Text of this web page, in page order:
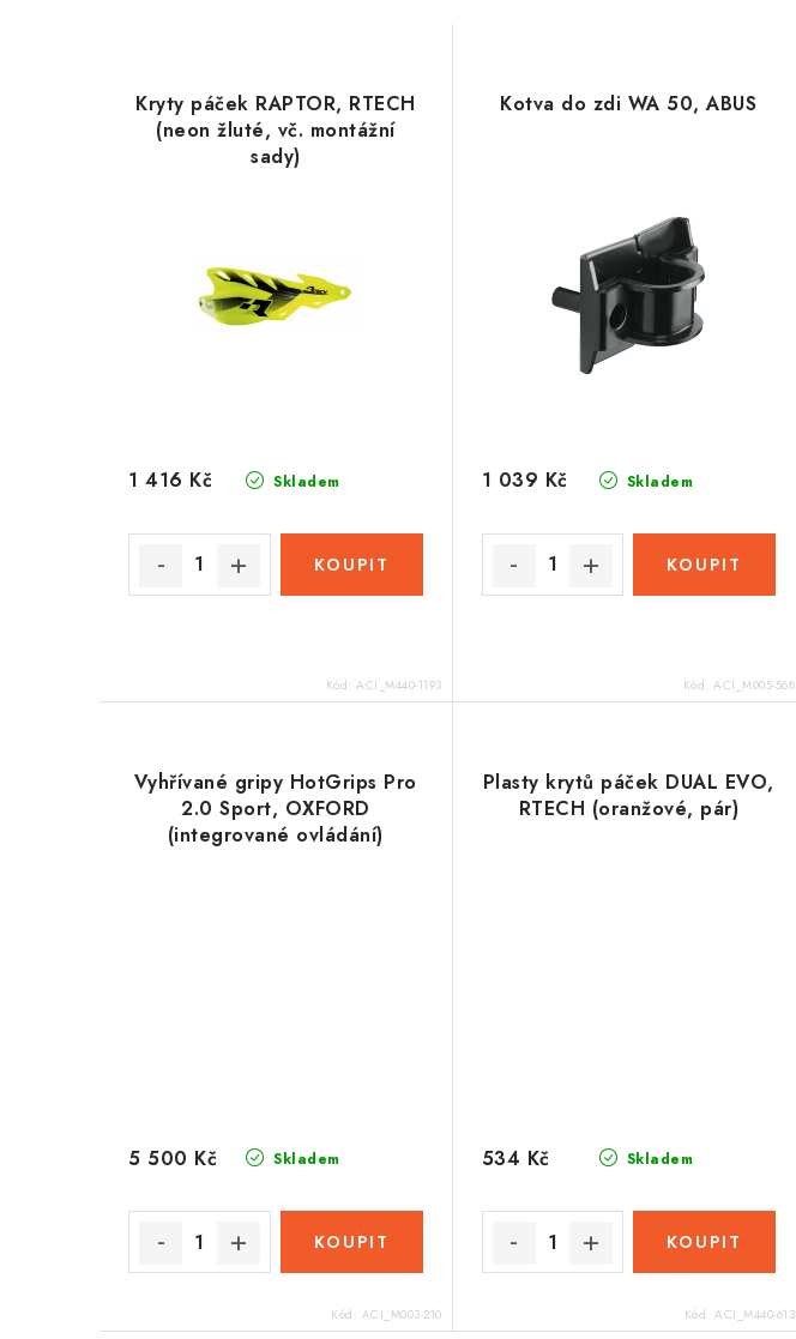
Kryty páček RAPTOR, RTECH
(neon žluté, vč. montážní
sady)
Skladem
1 416 Kč
Kód: ACI_M440-1193
Kotva do zdi WA 50, ABUS
Skladem
1 039 Kč
Kód: ACI_M005-568
Vyhřívané gripy HotGrips Pro
2.0 Sport, OXFORD
(integrované ovládání)
Skladem
5 500 Kč
Kód: ACI_M003-210
Plasty krytů páček DUAL EVO,
RTECH (oranžové, pár)
Skladem
534 Kč
Kód: ACI_M440-613